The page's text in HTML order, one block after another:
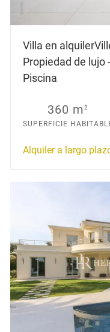
Villa en alquiler
Propiedad de lujo
Piscina
360 m2
SUPERFICIE
Alquiler a largo